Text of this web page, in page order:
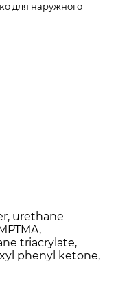
для наружного
urethane
triacrylate,
phenyl ketone,